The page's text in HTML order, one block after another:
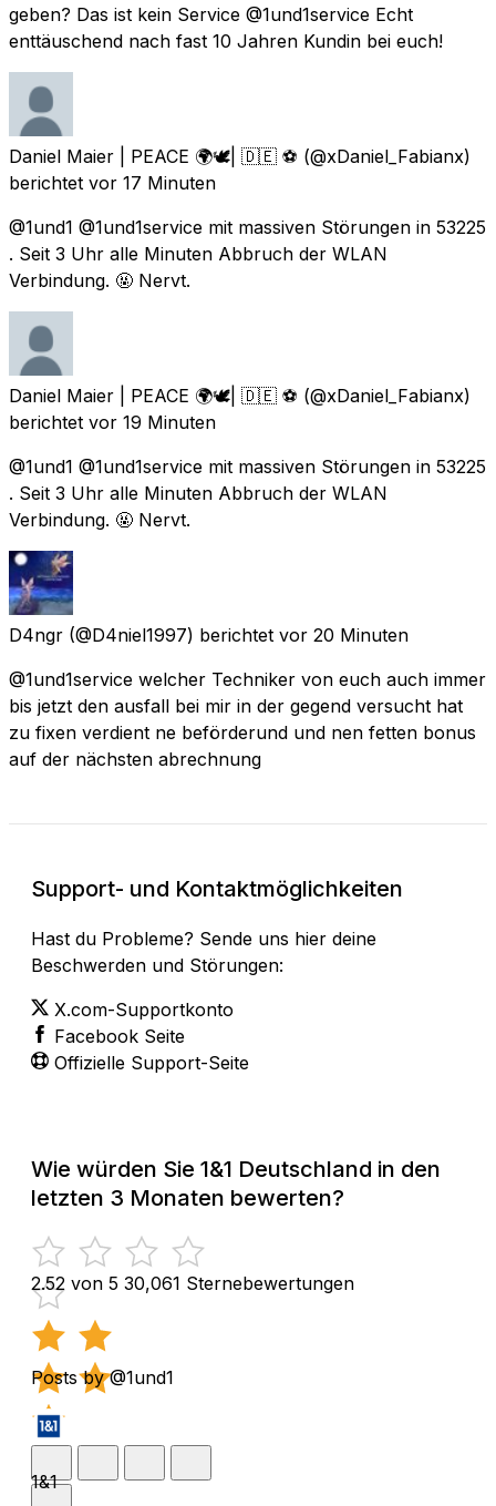
geben? Das ist kein Service @1und1service Echt
enttäuschend nach fast 10 Jahren Kundin bei euch!
Daniel Maier | PEACE 🌍🕊| 🇩🇪 ⚽️ (@xDaniel_Fabianx)
berichtet vor 17 Minuten
@1und1 @1und1service mit massiven Störungen in 53225
. Seit 3 Uhr alle Minuten Abbruch der WLAN
Verbindung. 🤬 Nervt.
Daniel Maier | PEACE 🌍🕊| 🇩🇪 ⚽️ (@xDaniel_Fabianx)
berichtet vor 19 Minuten
@1und1 @1und1service mit massiven Störungen in 53225
. Seit 3 Uhr alle Minuten Abbruch der WLAN
Verbindung. 🤬 Nervt.
D4ngr (@D4niel1997) berichtet vor 20 Minuten
@1und1service welcher Techniker von euch auch immer
bis jetzt den ausfall bei mir in der gegend versucht hat
zu fixen verdient ne beförderund und nen fetten bonus
auf der nächsten abrechnung
Support- und Kontaktmöglichkeiten
Hast du Probleme? Sende uns hier deine
Beschwerden und Störungen:
X.com-Supportkonto
Facebook Seite
Offizielle Support-Seite
Wie würden Sie 1&1 Deutschland in den
letzten 3 Monaten bewerten?
2.52 von 5 30,061 Sternebewertungen
Posts by @1und1
1&1